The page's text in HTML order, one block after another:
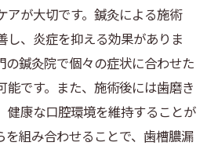
アが大切です。鍼灸による施術
し、炎症を抑える効果がありま
の鍼灸院で個々の症状に合わせた
能です。また、施術後には歯磨き
健康な口腔環境を維持することが
を組み合わせることで、歯槽膿漏